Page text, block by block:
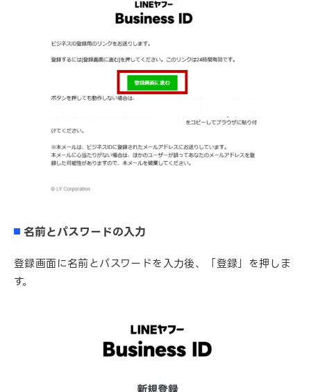
名前とパスワードの入力
登録画面に名前とパスワードを入力後、「登録」を押しま
す。